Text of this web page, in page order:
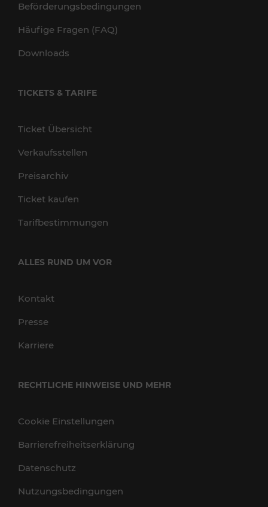
Beförderungsbedingungen
Häufige Fragen (FAQ)
Downloads
TICKETS & TARIFE
Ticket Übersicht
Verkaufsstellen
Preisarchiv
Ticket kaufen
Tarifbestimmungen
ALLES RUND UM VOR
Kontakt
Presse
Karriere
RECHTLICHE HINWEISE UND MEHR
Cookie Einstellungen
Barrierefreiheitserklärung
Datenschutz
Nutzungsbedingungen